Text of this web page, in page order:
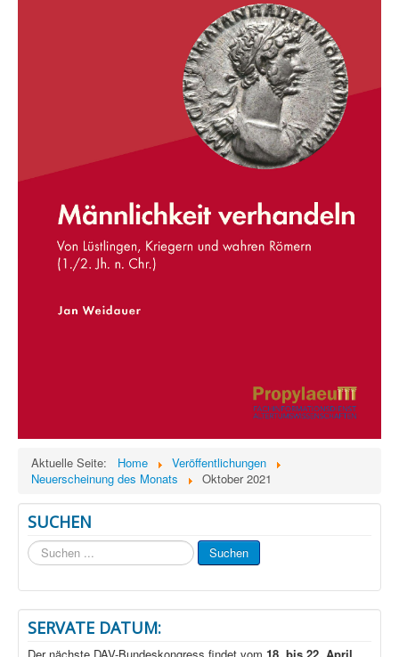
Aktuelle Seite: Home
Veröffentlichungen
Neuerscheinung des Monats
Oktober 2021
SUCHEN
Suchen
...
Suchen
SERVATE DATUM: